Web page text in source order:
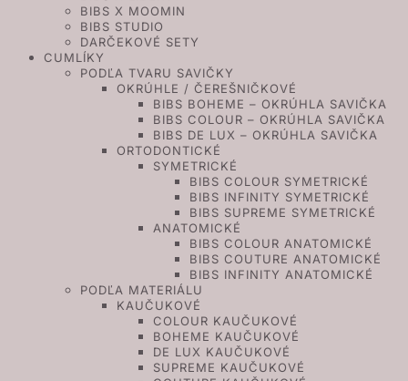
BIBS X MOOMIN
BIBS STUDIO
DARČEKOVÉ SETY
CUMLÍKY
PODĽA TVARU SAVIČKY
OKRÚHLE / ČEREŠNIČKOVÉ
BIBS BOHEME – OKRÚHLA SAVIČKA
BIBS COLOUR – OKRÚHLA SAVIČKA
BIBS DE LUX – OKRÚHLA SAVIČKA
ORTODONTICKÉ
SYMETRICKÉ
BIBS COLOUR SYMETRICKÉ
BIBS INFINITY SYMETRICKÉ
BIBS SUPREME SYMETRICKÉ
ANATOMICKÉ
BIBS COLOUR ANATOMICKÉ
BIBS COUTURE ANATOMICKÉ
BIBS INFINITY ANATOMICKÉ
PODĽA MATERIÁLU
KAUČUKOVÉ
COLOUR KAUČUKOVÉ
BOHEME KAUČUKOVÉ
DE LUX KAUČUKOVÉ
SUPREME KAUČUKOVÉ